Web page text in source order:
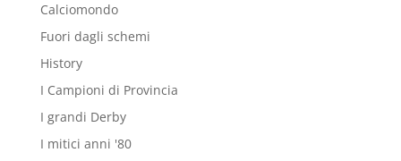
Calciomondo
Fuori dagli schemi
History
I Campioni di Provincia
I grandi Derby
I mitici anni '80